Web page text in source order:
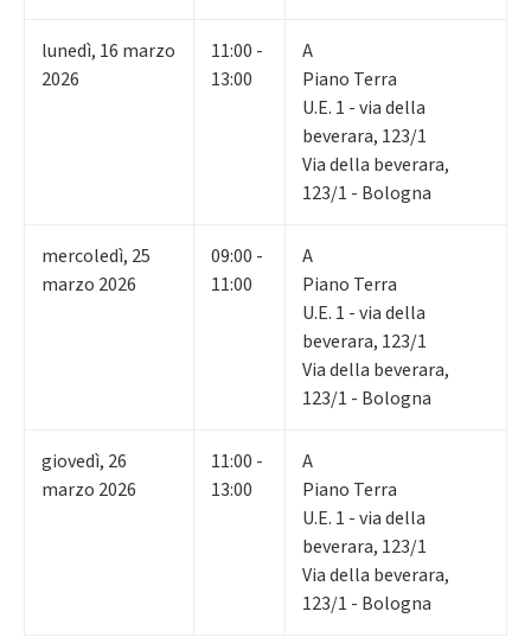
lunedì, 16 marzo
2026
11:00 -
13:00
A
Piano Terra
U.E. 1 - via della
beverara, 123/1
Via della beverara,
123/1 - Bologna
mercoledì, 25
marzo 2026
09:00 -
11:00
A
Piano Terra
U.E. 1 - via della
beverara, 123/1
Via della beverara,
123/1 - Bologna
giovedì, 26
marzo 2026
11:00 -
13:00
A
Piano Terra
U.E. 1 - via della
beverara, 123/1
Via della beverara,
123/1 - Bologna